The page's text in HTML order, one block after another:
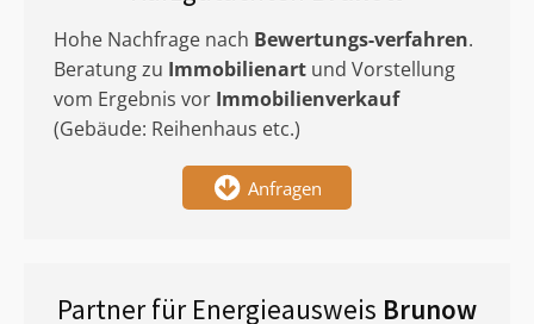
Hohe Nachfrage nach Bewertungs-verfahren.
Beratung zu Immobilienart und Vorstellung
vom Ergebnis vor Immobilienverkauf
(Gebäude: Reihenhaus etc.)
Anfragen
Partner für Energieausweis Brunow